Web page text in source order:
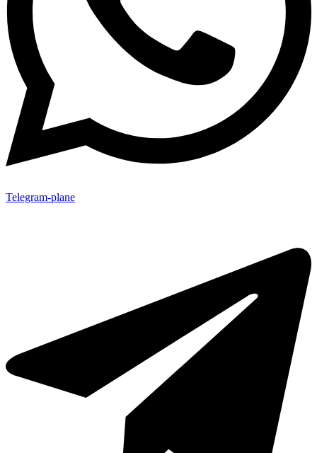
Telegram-plane